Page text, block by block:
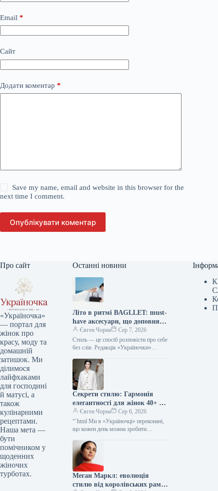
Email *
Сайт
Додати коментар *
Save my name, email and website in this browser for the
next time I comment.
Опублікувати коментар
Про сайт
«Україночка»
— портал для
жінок про
красу, моду та
домашній
затишок. Ми
ділимося
лайфхаками
для господині
й матусі, а
також
кулінарними
рецептами.
Наша мета —
бути
помічником у
щоденних
жіночих
турботах.
Останні новини
Літо в ритмі BAGLLET: must-
have аксесуари, що доповнять
твій фешн-образ
Євген Чорна
Сер 7, 2026
Стиль — це спосіб розповісти про себе
без слів. Редакція «Україночки»
тенденціями, і сьогодні ми
підготували…
Секрети стилю: Гармонія
елегантності для жінок 40+ від
топ-стилістки
Євген Чорна
Сер 6, 2026
“`html Ми в «Україночці» переконані,
що кожен день можна зробити
трішки натхнення. Сьогодні ми
розбираємося…
Меган Маркл: еволюція
стилю від королівських рамок